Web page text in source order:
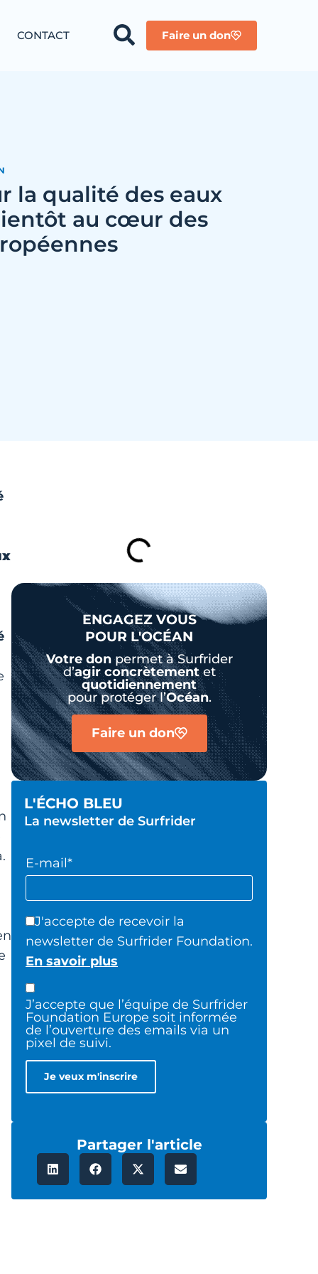
CONTACT Faire un don
la qualité des eaux
au cœur des
ENGAGEZ VOUS
POUR L'OCÉAN
Votre donpermet à Surfrider
d’agir concrètementet
quotidiennement
pour protéger l’Océan.
Faire un don
L'ÉCHO BLEU
La newsletter de Surfrider
E-mail*
J'accepte de recevoir la
newsletter de Surfrider Foundation.
En savoir plus
J’accepte que l’équipe de Surfrider
Foundation Europe soit informée
de l’ouverture des emails via un
pixel de suivi.
Partager l'article